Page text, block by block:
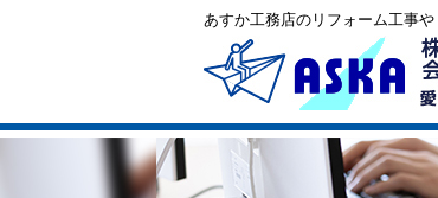
あすか工務店のリフォーム工事